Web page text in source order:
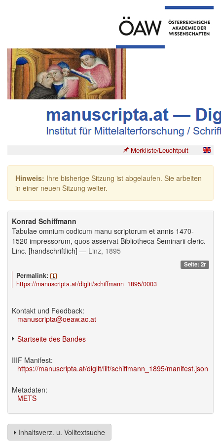
Merkliste/Leuchtpult
Hinweis: Ihre bisherige Sitzung ist abgelaufen. Sie arbeiten
in einer neuen Sitzung weiter.
Konrad Schiffmann
Tabulae omnium codicum manu scriptorum et annis 1470-
1520 impressorum, quos asservat Bibliotheca Seminarii cleric.
Linc. [handschriftlich] — Linz, 1895
Seite: 2r
Permalink:
https://manuscripta.at/diglit/schiffmann_1895/0003
Kontakt und Feedback:
manuscripta@oeaw.ac.at
Startseite des Bandes
IIIF Manifest:
https://manuscripta.at/diglit/iiif/schiffmann_1895/manifest.json
Metadaten:
METS
Inhaltsverz. u. Volltextsuche